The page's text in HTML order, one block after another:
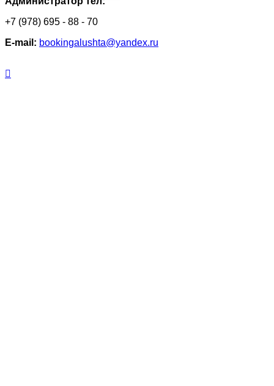
+7 (978) 695 - 88 - 70
Е-mail: bookingalushta@yandex.ru